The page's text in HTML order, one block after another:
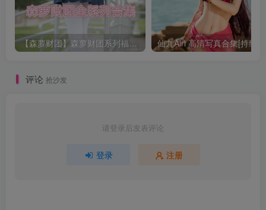
【森萝财团】森萝财团系列福利原版无水印合集下载[与本站内容同步更新] 仙九Airi 高清写真合集[持续
评论 抢沙发
请登录后发表评论
登录 注册